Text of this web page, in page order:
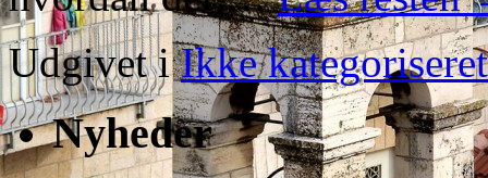
Udgivet i Ikke kategoriseret
Nyheder